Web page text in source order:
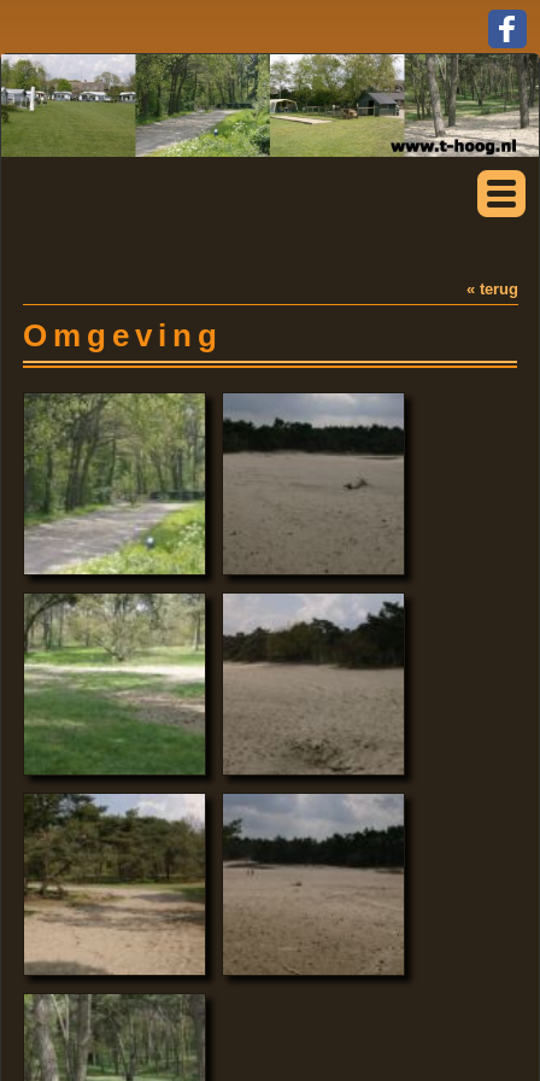
« terug
Omgeving